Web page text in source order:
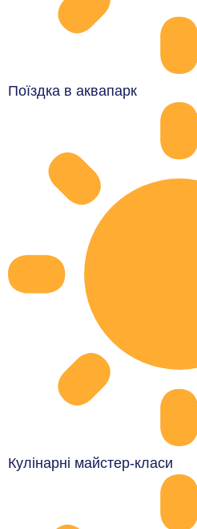
Поїздка в аквапарк
Кулінарні майстер-класи